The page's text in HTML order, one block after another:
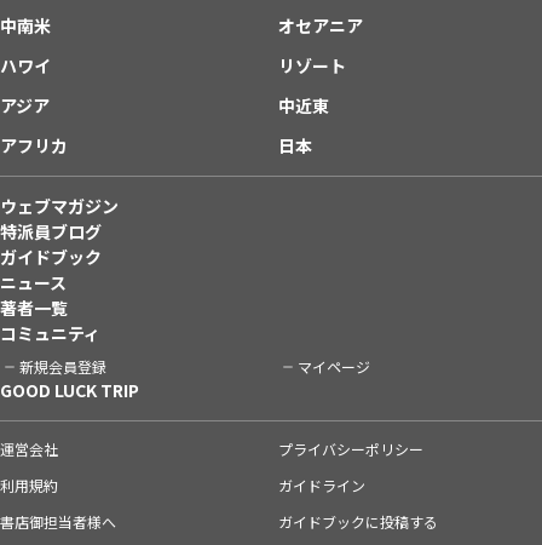
中南米
オセアニア
ハワイ
リゾート
アジア
中近東
アフリカ
日本
ウェブマガジン
特派員ブログ
ガイドブック
ニュース
著者一覧
コミュニティ
新規会員登録 マイページ
GOOD LUCK TRIP
運営会社
プライバシーポリシー
利用規約
ガイドライン
書店御担当者様へ
ガイドブックに投稿する